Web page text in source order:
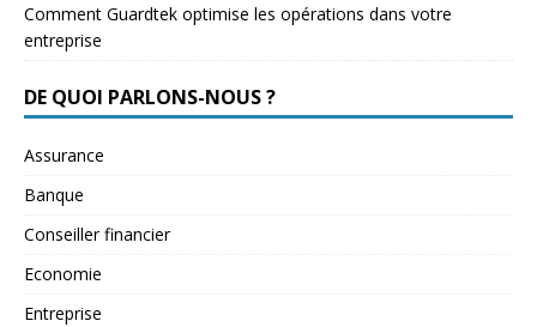
Comment Guardtek optimise les opérations dans votre
entreprise
DE QUOI PARLONS-NOUS ?
Assurance
Banque
Conseiller financier
Economie
Entreprise